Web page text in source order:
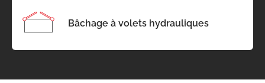
Bâchage à volets hydrauliques